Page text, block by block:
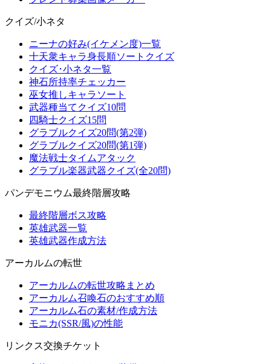
クイズ/小ネタ
ニーナの好み(イケメン度)一覧
十天衆キャラ身長順ソートクイズ
クイズ･小ネタ一覧
神石所持率チェッカー
巫女推しキャラソート
武器種当てクイズ10問
四騎士クイズ15問
グラブルクイズ20問(第2弾)
グラブルクイズ20問(第1弾)
魔法戦士タイムアタック
グラブル楽器武器クイズ(全20問)
パンデモニウム最終階層攻略
最終階層ボス攻略
英雄武器一覧
英雄武器作成方法
アーカルムの転世
アーカルムの転世攻略まとめ
アーカルム召喚石のおすすめ順
アーカルム石の素材/作成方法
モニカ(SSR/風)の性能
リンクス交換チケット